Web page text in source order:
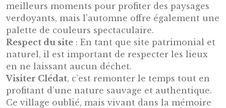
meilleurs moments pour profiter des paysages
verdoyants, mais l’automne offre également une
palette de couleurs spectaculaire.
Respect du site : En tant que site patrimonial et
naturel, il est important de respecter les lieux
en ne laissant aucun déchet.
Visiter Clédat, c’est remonter le temps tout en
profitant d’une nature sauvage et authentique.
Ce village oublié, mais vivant dans la mémoire